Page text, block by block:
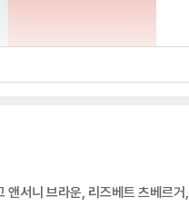
서니 브라운, 리즈베트 츠베르